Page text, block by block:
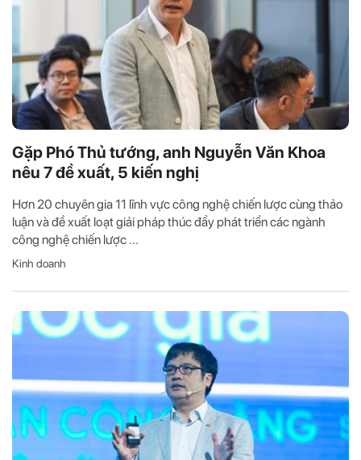
Gặp Phó Thủ tướng, anh Nguyễn Văn Khoa
nêu 7 đề xuất, 5 kiến nghị
Hơn 20 chuyên gia 11 lĩnh vực công nghệ chiến lược cùng thảo
luận và đề xuất loạt giải pháp thúc đẩy phát triển các ngành
công nghệ chiến lược ...
Kinh doanh